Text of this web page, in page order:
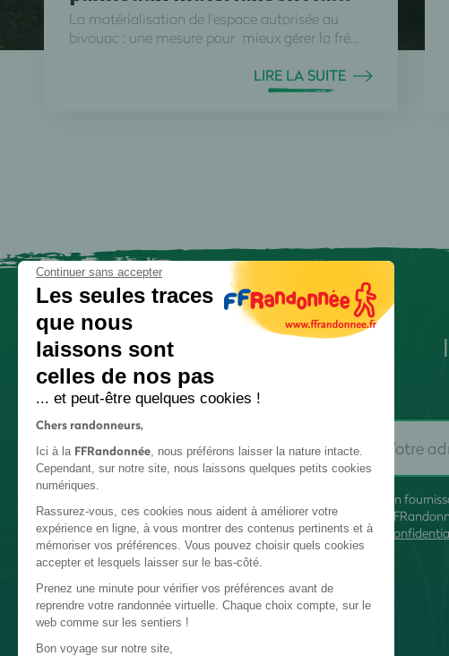
La matérialisation de l'espace autorisée au
bivouac : une mesure pour mieux gérer la fré...
LIRE LA SUITE
En
Continuer sans accepter
Les seules traces
que nous
laissons sont
celles de nos pas
... et peut-être quelques cookies !
Chers randonneurs,
Ici à la FFRandonnée, nous préférons laisser la nature intacte.
Cependant, sur notre site, nous laissons quelques petits cookies
numériques.
Rassurez-vous, ces cookies nous aident à améliorer votre
expérience en ligne, à vous montrer des contenus pertinents et à
mémoriser vos préférences. Vous pouvez choisir quels cookies
accepter et lesquels laisser sur le bas-côté.
Prenez une minute pour vérifier vos préférences avant de
reprendre votre randonnée virtuelle. Chaque choix compte, sur le
web comme sur les sentiers !
Bon voyage sur notre site,